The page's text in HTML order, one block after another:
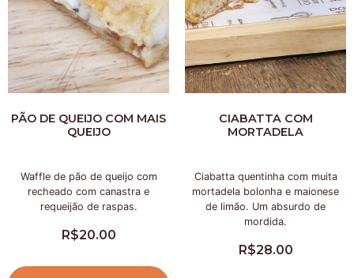
PÃO DE QUEIJO COM MAIS
QUEIJO
Waffle de pão de queijo com
recheado com canastra e
requeijão de raspas.
R$20.00
CIABATTA COM
MORTADELA
Ciabatta quentinha com muita
mortadela bolonha e maionese
de limão. Um absurdo de
mordida.
R$28.00